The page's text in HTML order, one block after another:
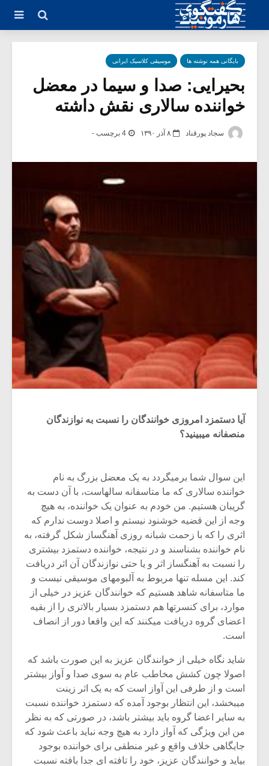
بایگانی همه نوشته ها موسیقی کلاسیک ایرانی
بحیرایی: صدا و سیما در معضل
خواننده سالاری نقش داشته
سجاد پورقناد ۸ آذر ۱۳۹۰ 4 برچسب -
آیا دستمزد امروزی خوانندگان را نسبت به نوازندگان
منصفانه میبینید؟
این سوال شما برمیگردد به یک معضل بزرگ به نام
خواننده سالاری که ما متاسفانه سالهاست، با آن دست به
گریبان هستیم. من خودم به عنوان یک خواننده، به هیچ
وجه از این قضیه خوشنود نیستم و اصلا دوست ندارم که
اثری را که با زحمت شبانه روزی آهنگساز شکل گرفته، به
نام خواننده بشناسند و در نتیجه، خواننده دستمزد بیشتری
را نسبت به آهنگساز اثر و یا حتی نوازندگان آن اثر دریافت
کند. این مسله تنها مربوط به آلبومهای موسیقی نیست و
ما متاسفانه شاهد هستیم که خوانندگان عزیز در خیلی از
موارد، برای کنسرتها هم دستمزد بسیار بالاتری را از بقیه
اعضای گروه دریافت میکنند که این واقعا دور از انصاف
است.
شاید نگاه خیلی از خوانندگان عزیز به این صورت باشد که
اصولا چون کشش مخاطب عام به سوی صدا و آواز بیشتر
است و از طرفی این آواز است که به یک اثر زینت
میبخشد، این انتظار بوجود آمده که دستمزد خواننده نسبت
به سایر اعضا گروه باید بیشتر باشد، در صورتی که به نظر
من این ویژگی که آواز دارد به هیچ وجه نباید باعث شود که
جایگاهی خلاف واقع و غیر منطقی برای خواننده بوجود
بیاید و خوانندگان عزیز، خود را تافته ای جدا بافته نسبت
میکلوش روژا موریس ژار